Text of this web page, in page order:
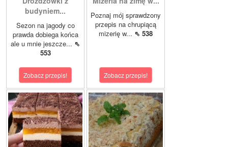
budyniem...
Sezon na jagody co
prawda dobiega końca
ale u mnie jeszcze... ⇖
553
Zobacz przepis!
Poznaj mój sprawdzony
przepis na chrupiącą
mizerię w... ⇖ 538
Zobacz przepis!